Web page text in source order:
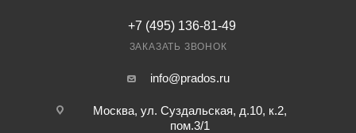
+7 (495) 136-81-49
ЗАКАЗАТЬ ЗВОНОК
info@prados.ru
Москва, ул. Суздальская, д.10, к.2,
пом.3/1